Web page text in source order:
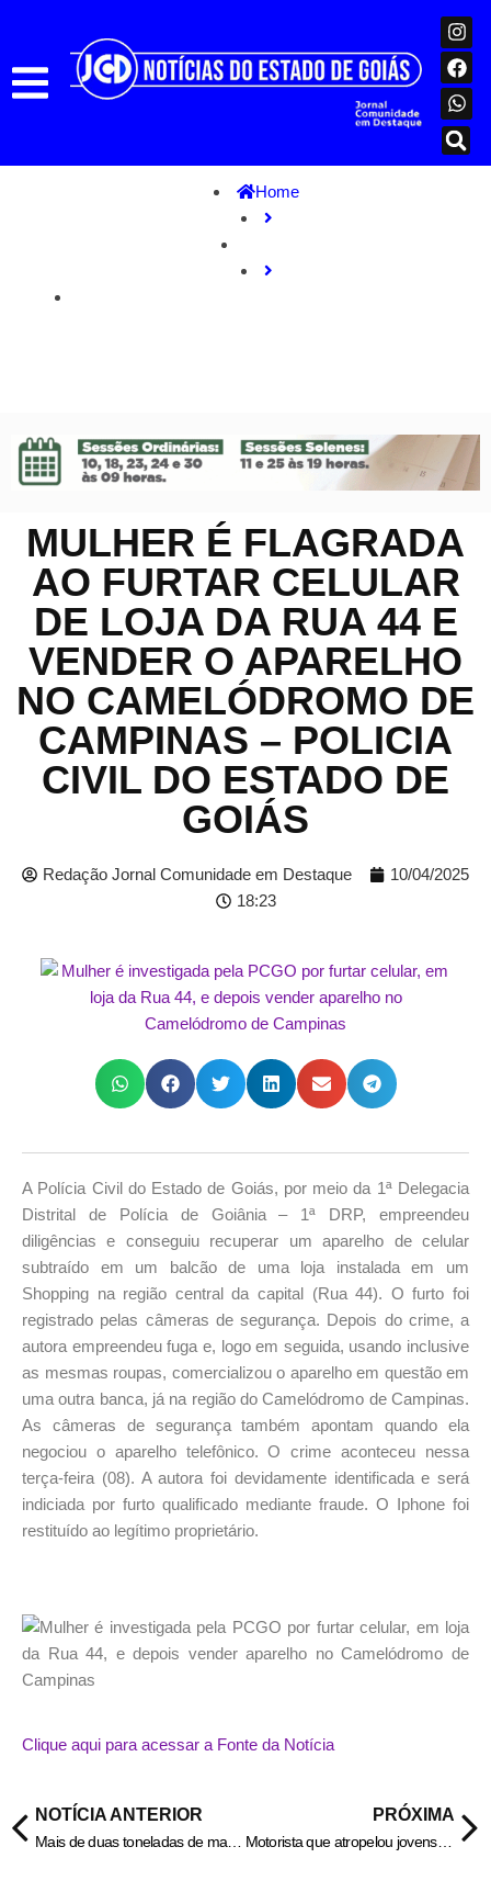
Home
MULHER É FLAGRADA
AO FURTAR CELULAR
DE LOJA DA RUA 44 E
VENDER O APARELHO
NO CAMELÓDROMO DE
CAMPINAS – POLICIA
CIVIL DO ESTADO DE
GOIÁS
Redação Jornal Comunidade em Destaque
10/04/2025
18:23
A Polícia Civil do Estado de Goiás, por meio da 1ª Delegacia
Distrital de Polícia de Goiânia – 1ª DRP, empreendeu
diligências e conseguiu recuperar um aparelho de celular
subtraído em um balcão de uma loja instalada em um
Shopping na região central da capital (Rua 44). O furto foi
registrado pelas câmeras de segurança. Depois do crime, a
autora empreendeu fuga e, logo em seguida, usando inclusive
as mesmas roupas, comercializou o aparelho em questão em
uma outra banca, já na região do Camelódromo de Campinas.
As câmeras de segurança também apontam quando ela
negociou o aparelho telefônico. O crime aconteceu nessa
terça-feira (08). A autora foi devidamente identificada e será
indiciada por furto qualificado mediante fraude. O Iphone foi
restituído ao legítimo proprietário.
Clique aqui para acessar a Fonte da Notícia
NOTÍCIA ANTERIOR PRÓXIMA
Motorista que atropelou jovens foi autuado 12 vezes por velocidade